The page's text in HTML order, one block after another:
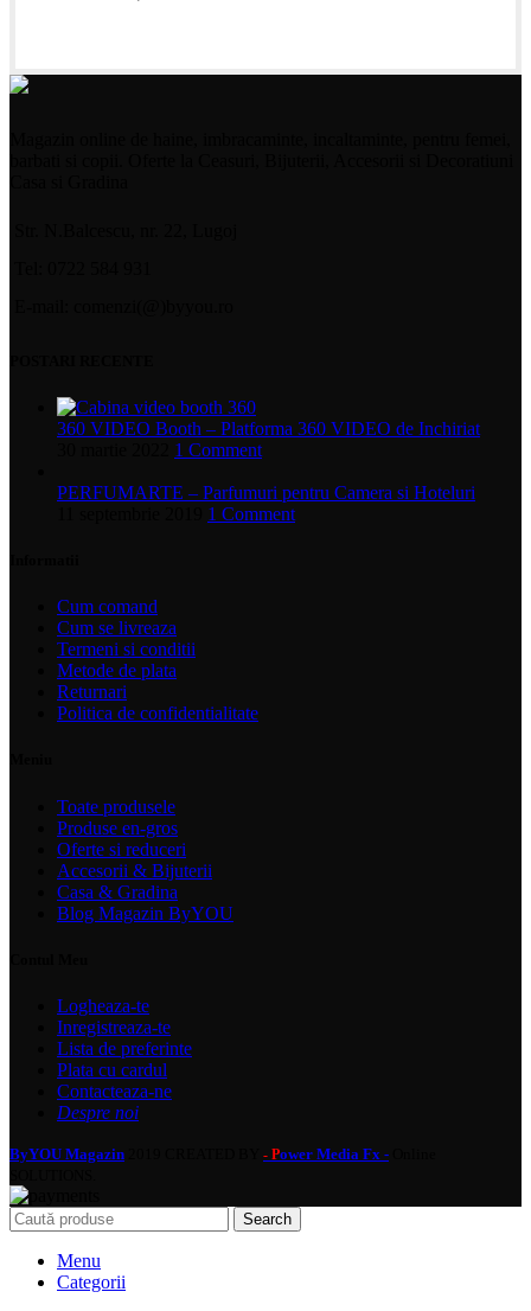
360 VIDEO Booth – Platforma 360 VIDEO de Inchiriat
1 Comment
PERFUMARTE – Parfumuri pentru Camera si Hoteluri
1 Comment
Cum comand
Cum se livreaza
Termeni si conditii
Metode de plata
Returnari
Politica de confidentialitate
Toate produsele
Produse en-gros
Oferte si reduceri
Accesorii & Bijuterii
Casa & Gradina
Blog Magazin ByYOU
Logheaza-te
Inregistreaza-te
Lista de preferinte
Plata cu cardul
Contacteaza-ne
Despre noi
ByYOU Magazin - Power Media Fx -
Search
Menu
Categorii